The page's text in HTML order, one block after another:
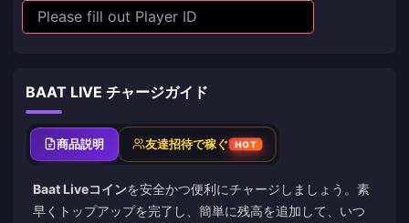
BAAT LIVE チャージガイド
商品説明 友達招待で稼ぐ HOT
Baat Liveコインを安全かつ便利にチャージしましょう。素
早くトップアップを完了し、簡単に残高を追加して、いつ